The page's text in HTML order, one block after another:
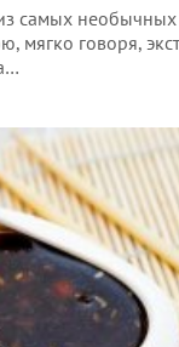
самых необычных
мягко говоря,